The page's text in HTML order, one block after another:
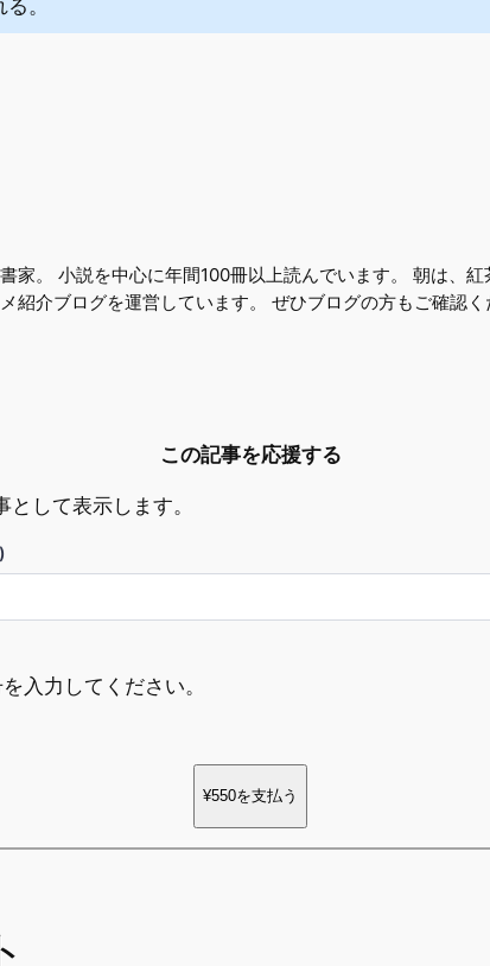
。
家。 小説を中心に年間100冊以上読んでいます。 朝は、
紹介ブログを運営しています。 ぜひブログの方もご確認く
この記事を応援する
して表示します。
入力してください。
¥550を支払う